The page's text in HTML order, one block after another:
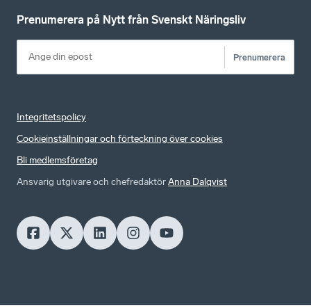
Prenumerera på Nytt från Svenskt Näringsliv
Prenumerera
Integritetspolicy
Cookieinställningar och förteckning över cookies
Bli medlemsföretag
Ansvarig utgivare och chefredaktörAnna Dalqvist